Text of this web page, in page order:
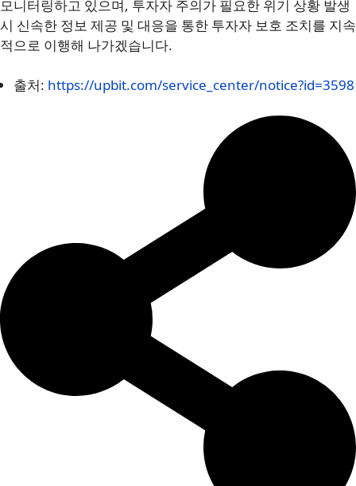
모니터링하고 있으며, 투자자 주의가 필요한 위기 상황 발생
시 신속한 정보 제공 및 대응을 통한 투자자 보호 조치를 지속
적으로 이행해 나가겠습니다.
출처: https://upbit.com/service_center/notice?id=3598